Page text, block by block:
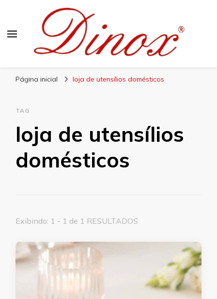
Página inicial loja de utensílios domésticos
TAG
loja de utensílios
domésticos
Exibindo: 1 - 1 de 1 RESULTADOS